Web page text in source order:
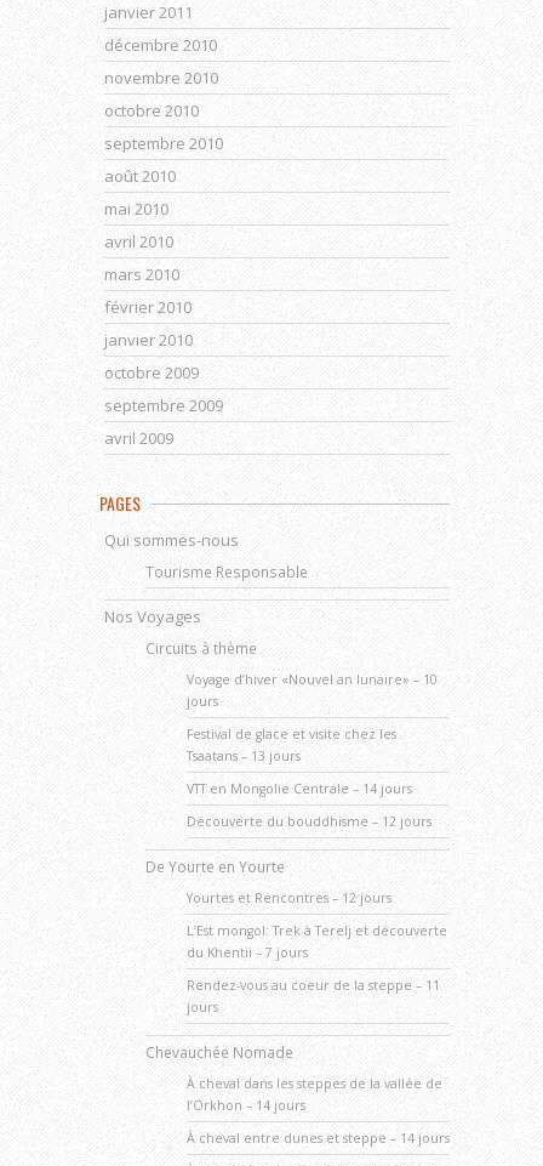
janvier 2011
décembre 2010
novembre 2010
octobre 2010
septembre 2010
août 2010
mai 2010
avril 2010
mars 2010
février 2010
janvier 2010
octobre 2009
septembre 2009
avril 2009
PAGES
Qui sommes-nous
Tourisme Responsable
Nos Voyages
Circuits à thème
Voyage d’hiver «Nouvel an lunaire» – 10
jours
Festival de glace et visite chez les
Tsaatans – 13 jours
VTT en Mongolie Centrale – 14 jours
Découverte du bouddhisme – 12 jours
De Yourte en Yourte
Yourtes et Rencontres – 12 jours
L’Est mongol: Trek à Terelj et découverte
du Khentii – 7 jours
Rendez-vous au coeur de la steppe – 11
jours
Chevauchée Nomade
À cheval dans les steppes de la vallée de
l’Orkhon – 14 jours
À cheval entre dunes et steppe – 14 jours